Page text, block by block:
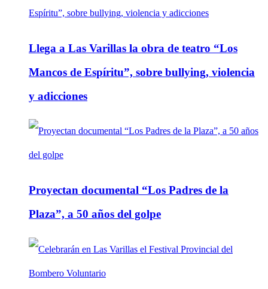
Llega a Las Varillas la obra de teatro “Los
Mancos de Espíritu”, sobre bullying, violencia
y adicciones
Proyectan documental “Los Padres de la
Plaza”, a 50 años del golpe